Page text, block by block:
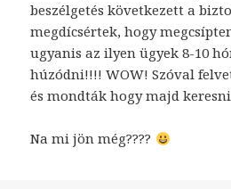
beszélgetés következett a
megdícsértek, hogy
ugyanis az ilyen ügyek 8-10
húzódni!!!! WOW! Szóval
és mondták hogy majd
Na mi jön még????